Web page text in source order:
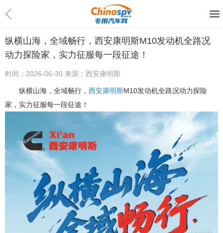
纵横山海，全域畅行，西安康明斯M10发动机全路况
动力探险家，实力征服每一段征途！
时间： 2026-06-30 来源： 西安康明斯
纵横山海，全域畅行， 西安康明斯M10发动机全路况动力探险
家，实力征服每一段征途！